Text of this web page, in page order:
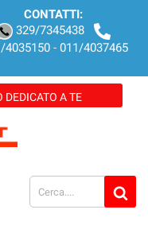
CONTATTI:
329/7345438
4035150 - 011/4037465
DEDICATO A TE